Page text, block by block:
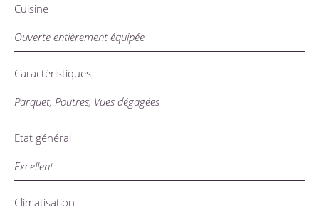
Cuisine
Ouverte entièrement équipée
Caractéristiques
Parquet, Poutres, Vues dégagées
Etat général
Excellent
Climatisation